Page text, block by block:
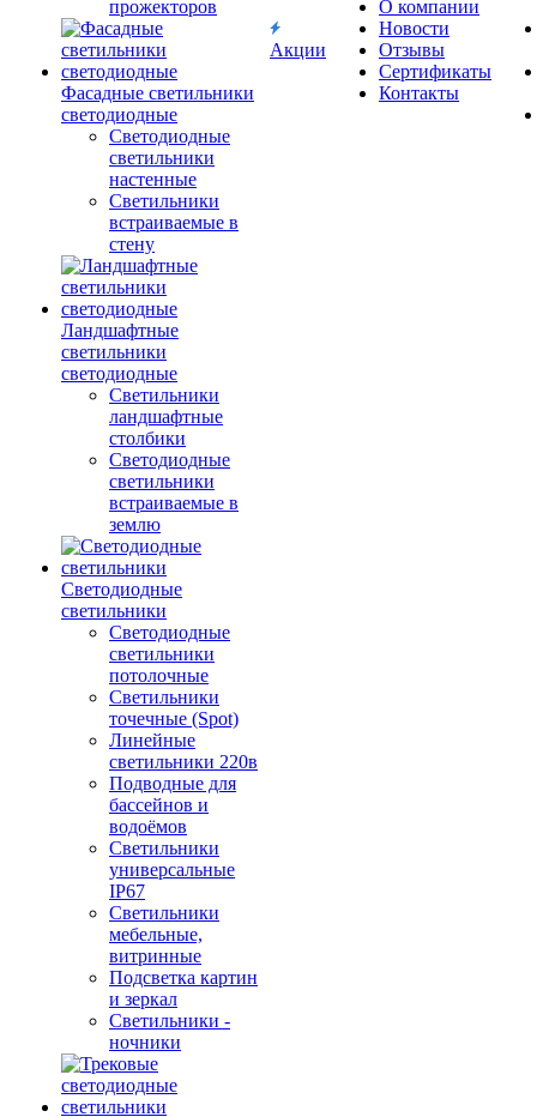
прожекторов
Фасадные светильники
светодиодные
Светодиодные
светильники
настенные
Светильники
встраиваемые в
стену
Ландшафтные
светильники
светодиодные
Светильники
ландшафтные
столбики
Светодиодные
светильники
встраиваемые в
землю
Светодиодные
светильники
Светодиодные
светильники
потолочные
Светильники
точечные (Spot)
Линейные
светильники 220в
Подводные для
бассейнов и
водоёмов
Светильники
универсальные
IP67
Светильники
мебельные,
витринные
Подсветка картин
и зеркал
Светильники -
ночники
Акции
О компании
Новости
Отзывы
Сертификаты
Контакты